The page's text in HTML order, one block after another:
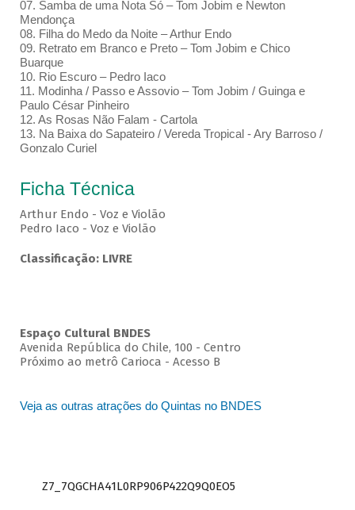
07. Samba de uma Nota Só – Tom Jobim e Newton
Mendonça
08. Filha do Medo da Noite – Arthur Endo
09. Retrato em Branco e Preto – Tom Jobim e Chico
Buarque
10. Rio Escuro – Pedro Iaco
11. Modinha / Passo e Assovio – Tom Jobim / Guinga e
Paulo César Pinheiro
12. As Rosas Não Falam - Cartola
13. Na Baixa do Sapateiro / Vereda Tropical - Ary Barroso /
Gonzalo Curiel
Ficha Técnica
Arthur Endo - Voz e Violão
Pedro Iaco - Voz e Violão
Classificação: LIVRE
Espaço Cultural BNDES
Avenida República do Chile, 100 - Centro
Próximo ao metrô Carioca - Acesso B
Veja as outras atrações do Quintas no BNDES
Z7_7QGCHA41L0RP906P422Q9Q0EO5